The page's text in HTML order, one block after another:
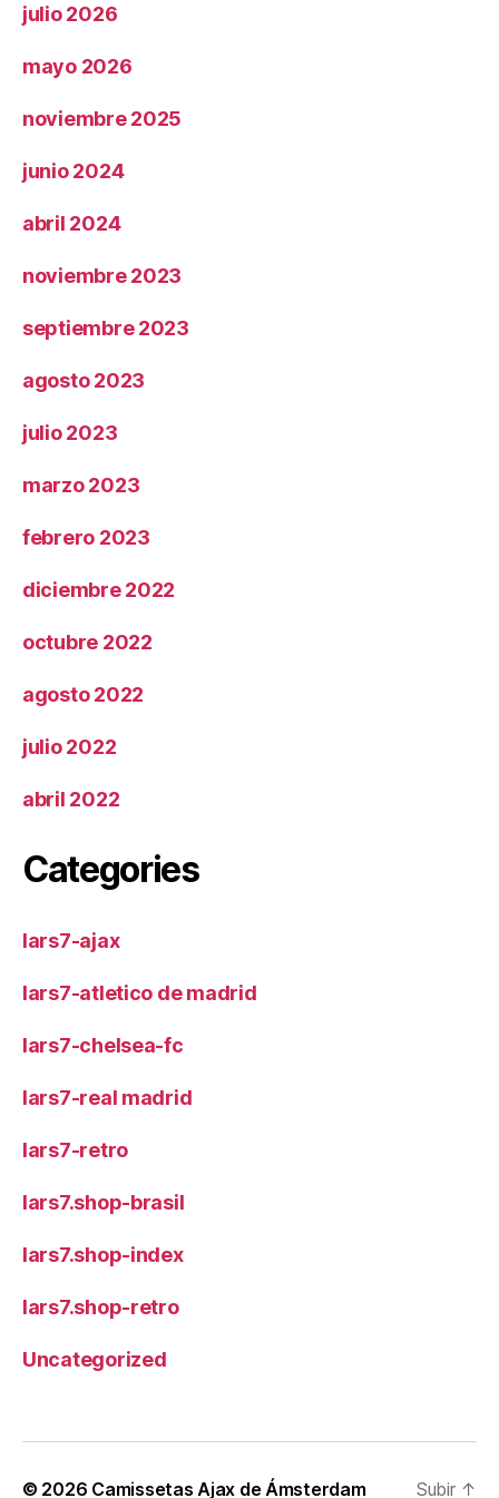
julio 2026
mayo 2026
noviembre 2025
junio 2024
abril 2024
noviembre 2023
septiembre 2023
agosto 2023
julio 2023
marzo 2023
febrero 2023
diciembre 2022
octubre 2022
agosto 2022
julio 2022
abril 2022
Categories
lars7-ajax
lars7-atletico de madrid
lars7-chelsea-fc
lars7-real madrid
lars7-retro
lars7.shop-brasil
lars7.shop-index
lars7.shop-retro
Uncategorized
© 2026 Camissetas Ajax de Ámsterdam Subir ↑